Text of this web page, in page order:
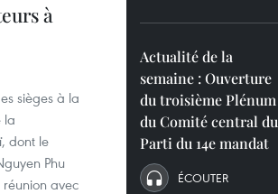
à
sièges à la
la
dont le
Phu
avec
Actualité de la
semaine : Ouverture
du troisième Plénum
du Comité central du
Parti du 14e mandat
ÉCOUTER